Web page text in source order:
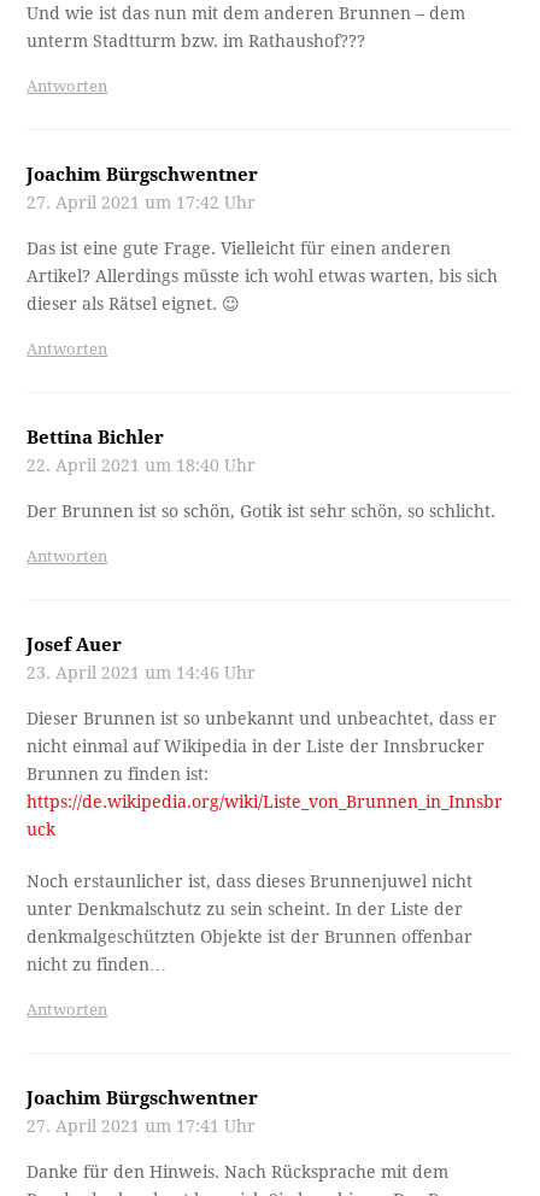
Und wie ist das nun mit dem anderen Brunnen – dem
unterm Stadtturm bzw. im Rathaushof???
Antworten
Joachim Bürgschwentner
27. April 2021 um 17:42 Uhr
Das ist eine gute Frage. Vielleicht für einen anderen
Artikel? Allerdings müsste ich wohl etwas warten, bis sich
dieser als Rätsel eignet. 😉
Antworten
Bettina Bichler
22. April 2021 um 18:40 Uhr
Der Brunnen ist so schön, Gotik ist sehr schön, so schlicht.
Antworten
Josef Auer
23. April 2021 um 14:46 Uhr
Dieser Brunnen ist so unbekannt und unbeachtet, dass er
nicht einmal auf Wikipedia in der Liste der Innsbrucker
Brunnen zu finden ist:
https://de.wikipedia.org/wiki/Liste_von_Brunnen_in_Innsbr
uck
Noch erstaunlicher ist, dass dieses Brunnenjuwel nicht
unter Denkmalschutz zu sein scheint. In der Liste der
denkmalgeschützten Objekte ist der Brunnen offenbar
nicht zu finden…
Antworten
Joachim Bürgschwentner
27. April 2021 um 17:41 Uhr
Danke für den Hinweis. Nach Rücksprache mit dem